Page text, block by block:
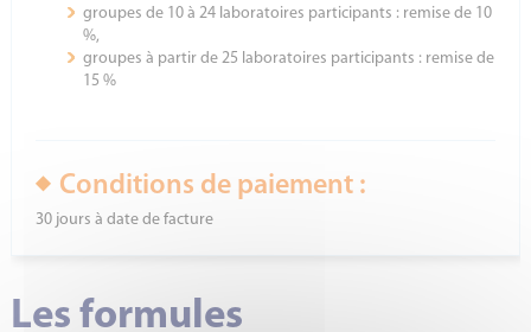
groupes de 10 à 24 laboratoires participants : remise de 10
%,
groupes à partir de 25 laboratoires participants : remise de
15 %
Conditions de paiement :
30 jours à date de facture
Les formules